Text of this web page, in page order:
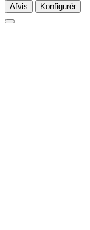
Afvis Konfigurér